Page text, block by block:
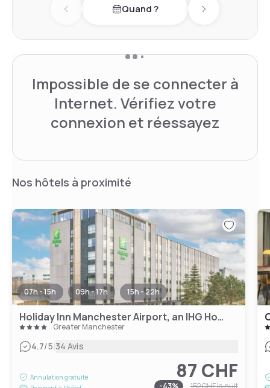
Previous dayQuand ? Next day
Impossible de se connecter à
Internet. Vérifiez votre
connexion et réessayez
Nos hôtels à proximité
07h - 15h 09h - 17h 15h - 22h
Holiday Inn Manchester Airport, an IHG Hotel
Greater Manchester
4.7/5|34 Avis
Annulation gratuite
87 CHF
-43% 152 CHFla nuit